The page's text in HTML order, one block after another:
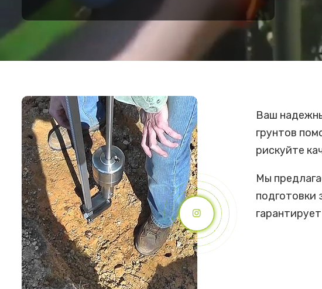
Ваш
грунтов
рискуйте
Мы
подготовки